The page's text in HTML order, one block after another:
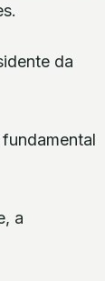
da
a